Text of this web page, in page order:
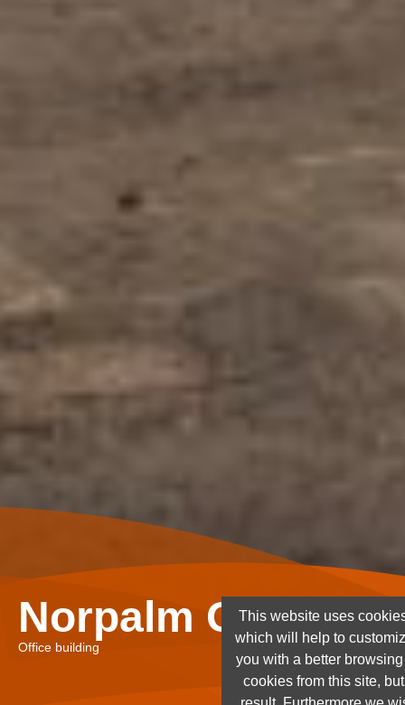
Norpalm Ghana
Office building
This website uses
which will help to
you with a better
cookies from this site,